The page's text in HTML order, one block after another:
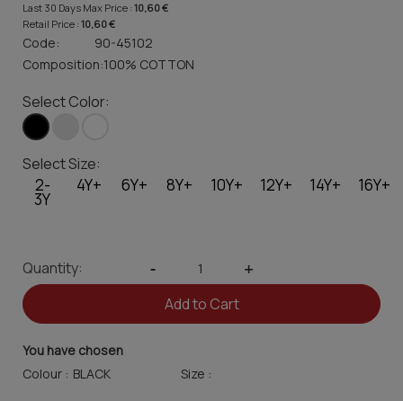
Last 30 Days Max Price : 10,60 €
Retail Price : 10,60 €
Code:
90-45102
Composition:100% COTTON
Select Color:
Select Size:
2-
3Y
4Y+ 6Y+ 8Y+ 10Y+ 12Y+ 14Y+ 16Y+
Quantity: - +
Add to Cart
You have chosen
Colour :
Size :